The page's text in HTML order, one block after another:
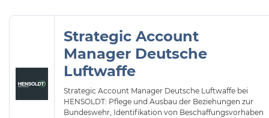
Strategic Account
Manager Deutsche
Luftwaffe
Strategic Account Manager Deutsche Luftwaffe bei
HENSOLDT: Pflege und Ausbau der Beziehungen zur
Bundeswehr, Identifikation von Beschaffungsvorhaben